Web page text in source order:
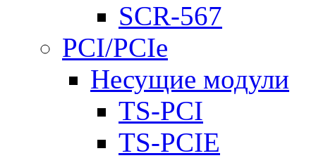
SCR-567
PCI/PCIe
Несущие модули
TS-PCI
TS-PCIE